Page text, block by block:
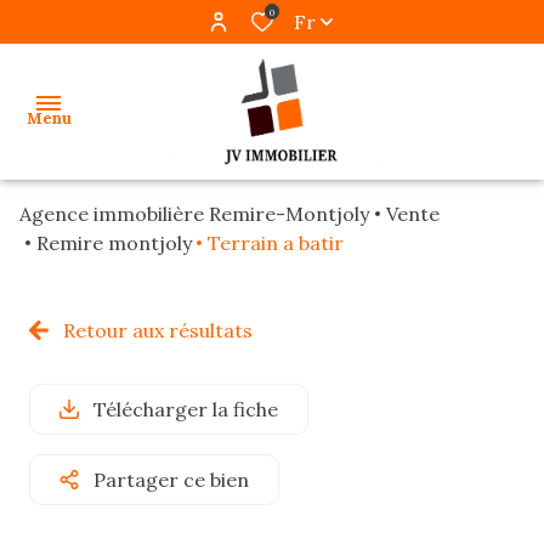
0 Fr
Menu
accueil
locations
gestion
neufs
Agence immobilière Remire-Montjoly
Vente
Remire montjoly
Terrain a batir
Retour aux résultats
Télécharger la fiche
Partager ce bien